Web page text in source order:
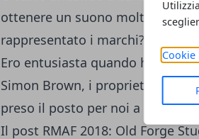
Cookie
ottenere un suono molto
rappresentato i marchi? I vecchi
Ero entusiasta quando ho
Simon Brown, i proprietari di
preso il posto per noi a Colleen
Il post RMAF 2018: Old Forge